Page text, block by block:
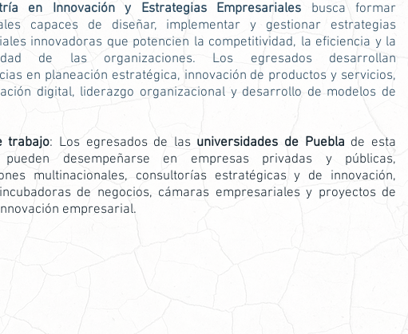
en Innovación y Estrategias Empresariales busca formar
capaces de diseñar, implementar y gestionar estrategias
innovadoras que potencien la competitividad, la eficiencia y la
de las organizaciones. Los egresados desarrollan
en planeación estratégica, innovación de productos y servicios,
digital, liderazgo organizacional y desarrollo de modelos de
trabajo: Los egresados de las universidades de Puebla de esta
pueden desempeñarse en empresas privadas y públicas,
multinacionales, consultorías estratégicas y de innovación,
de negocios, cámaras empresariales y proyectos de
empresarial.